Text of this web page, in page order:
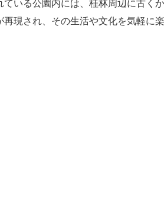
ている公園内には、桂林周辺に古く
現され、その生活や文化を気軽に